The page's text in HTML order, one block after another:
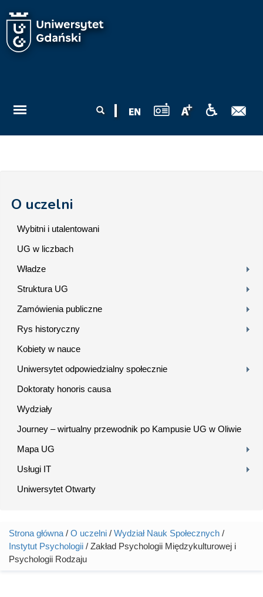
wyszukiwania
O uczelni
Wybitni i utalentowani
UG w liczbach
Władze
Struktura UG
Zamówienia publiczne
Rys historyczny
Kobiety w nauce
Uniwersytet odpowiedzialny społecznie
Doktoraty honoris causa
Wydziały
Journey – wirtualny przewodnik po Kampusie UG w Oliwie
Mapa UG
Usługi IT
Uniwersytet Otwarty
Jesteś tutaj
Strona główna / O uczelni / Wydział Nauk Społecznych /
Instytut Psychologii / Zakład Psychologii Międzykulturowej i
Psychologii Rodzaju